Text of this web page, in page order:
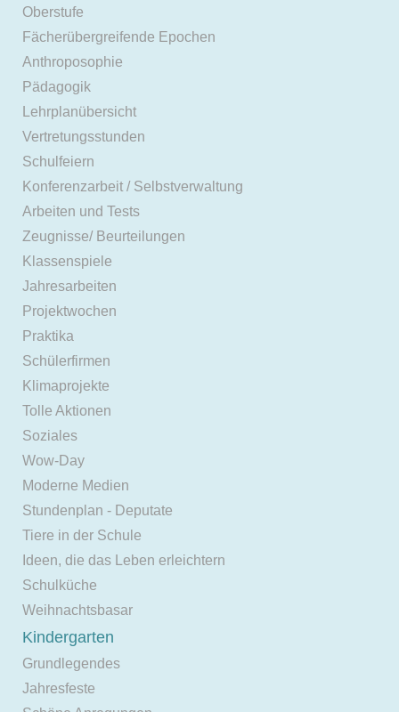
Oberstufe
Fächerübergreifende Epochen
Anthroposophie
Pädagogik
Lehrplanübersicht
Vertretungsstunden
Schulfeiern
Konferenzarbeit / Selbstverwaltung
Arbeiten und Tests
Zeugnisse/ Beurteilungen
Klassenspiele
Jahresarbeiten
Projektwochen
Praktika
Schülerfirmen
Klimaprojekte
Tolle Aktionen
Soziales
Wow-Day
Moderne Medien
Stundenplan - Deputate
Tiere in der Schule
Ideen, die das Leben erleichtern
Schulküche
Weihnachtsbasar
Kindergarten
Grundlegendes
Jahresfeste